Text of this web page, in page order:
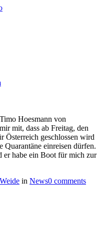
Hoesmann von
mit, dass ab Freitag, den
Österreich geschlossen wird
Quarantäne einreisen dürfen.
er habe ein Boot für mich zur
in News0 comments